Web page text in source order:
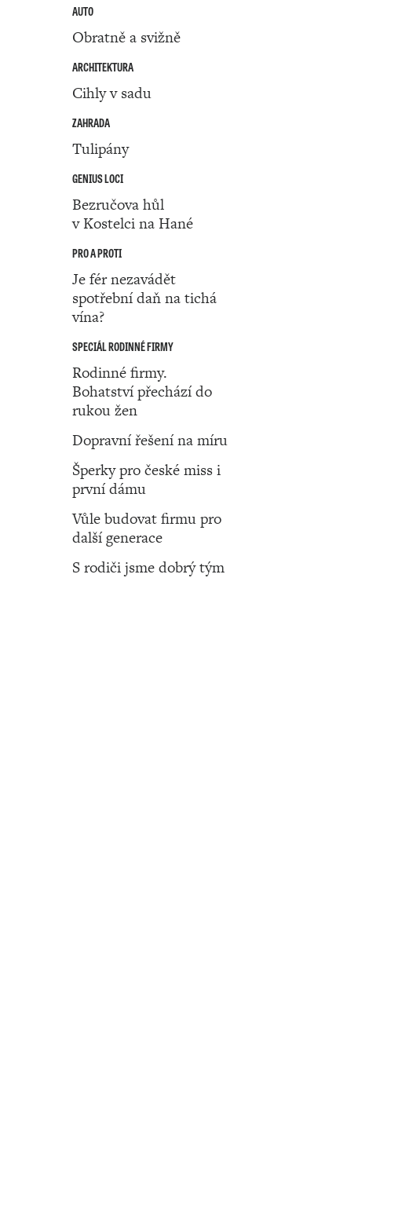
AUTO
Obratně a svižně
ARCHITEKTURA
Cihly v sadu
ZAHRADA
Tulipány
GENIUS LOCI
Bezručova hůl
v Kostelci na Hané
PRO A PROTI
Je fér nezavádět
spotřební daň na tichá
vína?
SPECIÁL RODINNÉ FIRMY
Rodinné firmy.
Bohatství přechází do
rukou žen
Dopravní řešení na míru
Šperky pro české miss i
první dámu
Vůle budovat firmu pro
další generace
S rodiči jsme dobrý tým